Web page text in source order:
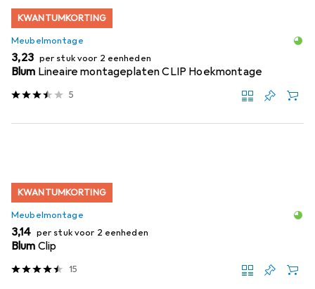
KWANTUMKORTING
Meubelmontage
EUR
3,23 per stuk voor 2 eenheden
Blum Lineaire montageplaten CLIP Hoekmontage
5
KWANTUMKORTING
Meubelmontage
EUR
3,14 per stuk voor 2 eenheden
Blum Clip
15